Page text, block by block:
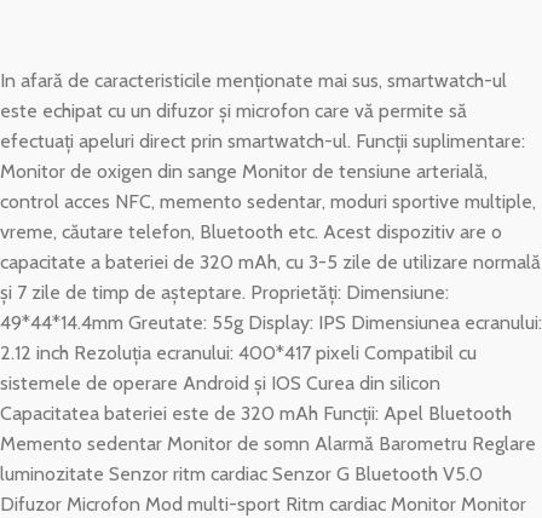
In afară de caracteristicile menționate mai sus, smartwatch-ul
este echipat cu un difuzor și microfon care vă permite să
efectuați apeluri direct prin smartwatch-ul. Funcții suplimentare:
Monitor de oxigen din sange Monitor de tensiune arterială,
control acces NFC, memento sedentar, moduri sportive multiple,
vreme, căutare telefon, Bluetooth etc. Acest dispozitiv are o
capacitate a bateriei de 320 mAh, cu 3-5 zile de utilizare normală
și 7 zile de timp de așteptare. Proprietăți: Dimensiune:
49*44*14.4mm Greutate: 55g Display: IPS Dimensiunea ecranului:
2.12 inch Rezoluția ecranului: 400*417 pixeli Compatibil cu
sistemele de operare Android și IOS Curea din silicon
Capacitatea bateriei este de 320 mAh Funcții: Apel Bluetooth
Memento sedentar Monitor de somn Alarmă Barometru Reglare
luminozitate Senzor ritm cardiac Senzor G Bluetooth V5.0
Difuzor Microfon Mod multi-sport Ritm cardiac Monitor Monitor